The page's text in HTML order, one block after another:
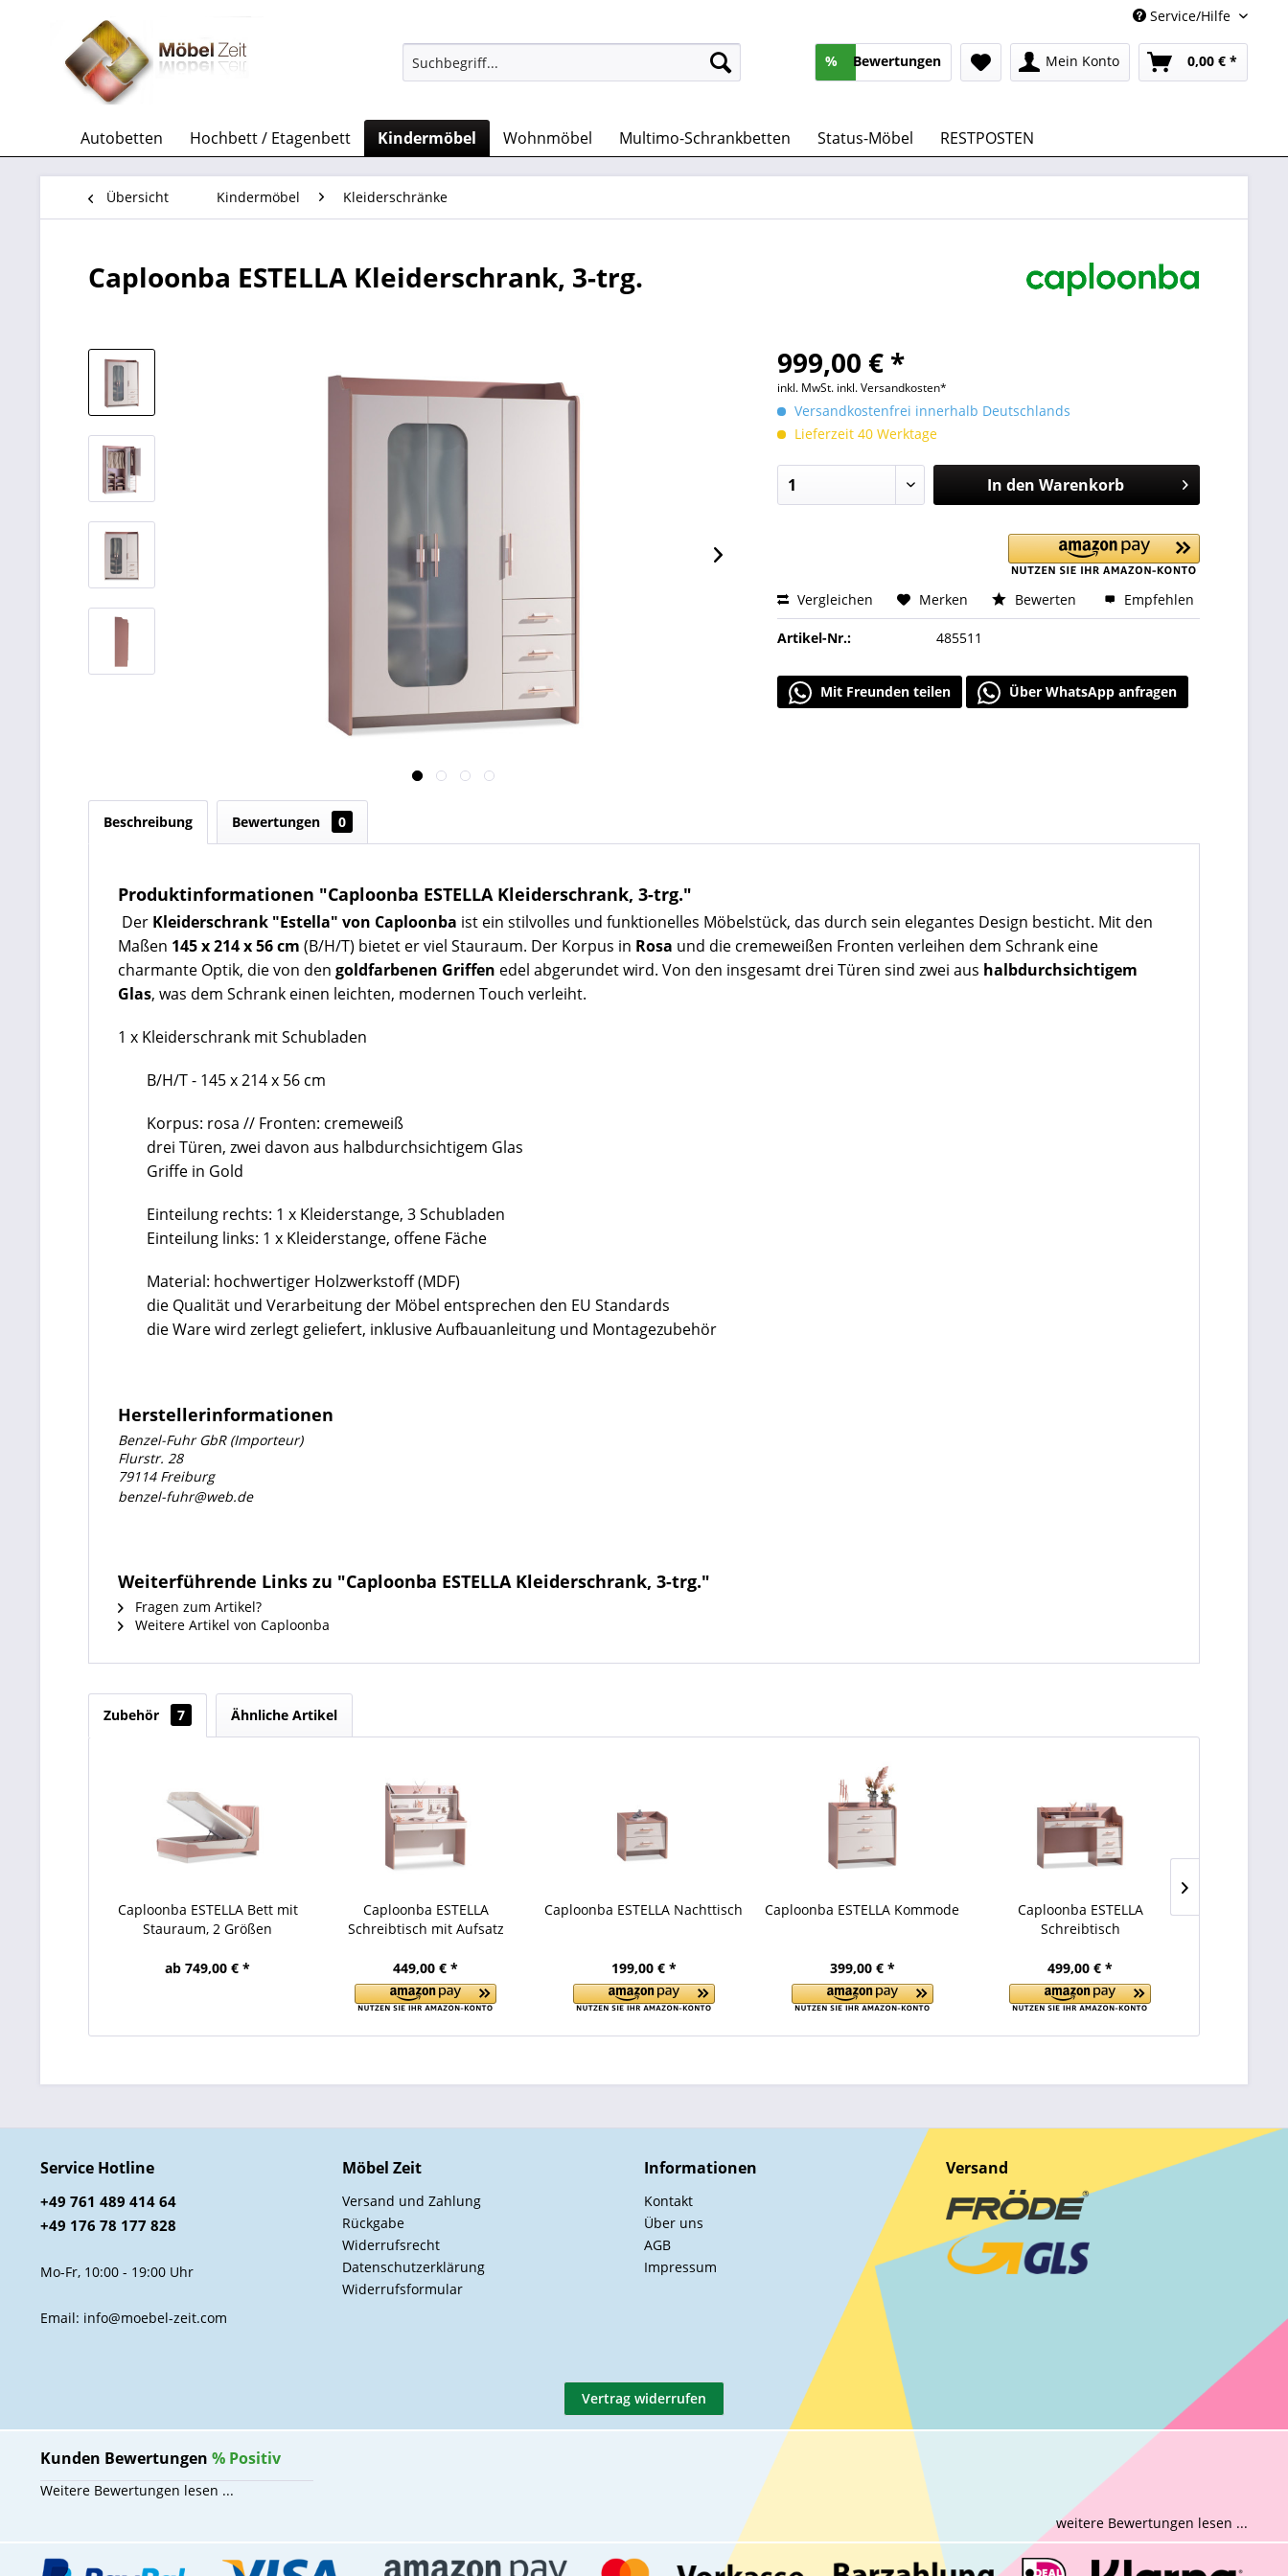
Service/Hilfe
% Bewertungen Mein Konto 0,00 € *
Autobetten Hochbett / Etagenbett Kindermöbel Wohnmöbel Multimo-Schrankbetten Status-Möbel RESTPOSTEN
Übersicht Kindermöbel Kleiderschränke
Caploonba ESTELLA Kleiderschrank, 3-trg.
999,00 € *
inkl. MwSt. inkl. Versandkosten*
Versandkostenfrei innerhalb Deutschlands
Lieferzeit 40 Werktage
In den Warenkorb
Vergleichen Merken Bewerten Empfehlen
Artikel-Nr.: 485511
Mit Freunden teilen Über WhatsApp anfragen
Beschreibung Bewertungen 0
Produktinformationen "Caploonba ESTELLA Kleiderschrank, 3-trg."
Der Kleiderschrank "Estella" von Caploonba ist ein stilvolles und funktionelles Möbelstück, das durch sein elegantes Design besticht. Mit den
Maßen 145 x 214 x 56 cm (B/H/T) bietet er viel Stauraum. Der Korpus in Rosa und die cremeweißen Fronten verleihen dem Schrank eine
charmante Optik, die von den goldfarbenen Griffen edel abgerundet wird. Von den insgesamt drei Türen sind zwei aus halbdurchsichtigem
Glas, was dem Schrank einen leichten, modernen Touch verleiht.
1 x Kleiderschrank mit Schubladen
B/H/T - 145 x 214 x 56 cm
Korpus: rosa // Fronten: cremeweiß
drei Türen, zwei davon aus halbdurchsichtigem Glas
Griffe in Gold
Einteilung rechts: 1 x Kleiderstange, 3 Schubladen
Einteilung links: 1 x Kleiderstange, offene Fäche
Material: hochwertiger Holzwerkstoff (MDF)
die Qualität und Verarbeitung der Möbel entsprechen den EU Standards
die Ware wird zerlegt geliefert, inklusive Aufbauanleitung und Montagezubehör
Herstellerinformationen
Benzel-Fuhr GbR (Importeur)
Flurstr. 28
79114 Freiburg
benzel-fuhr@web.de
Weiterführende Links zu "Caploonba ESTELLA Kleiderschrank, 3-trg."
Fragen zum Artikel?
Weitere Artikel von Caploonba
Zubehör 7 Ähnliche Artikel
Caploonba ESTELLA Bett mit
Stauraum, 2 Größen
ab 749,00 € *
Caploonba ESTELLA
Schreibtisch mit Aufsatz
449,00 € *
Caploonba ESTELLA Nachttisch
199,00 € *
Caploonba ESTELLA Kommode
399,00 € *
Caploonba ESTELLA
Schreibtisch
499,00 € *
Service Hotline
+49 761 489 414 64
+49 176 78 177 828
Mo-Fr, 10:00 - 19:00 Uhr
Email: info@moebel-zeit.com
Möbel Zeit
Versand und Zahlung
Rückgabe
Widerrufsrecht
Datenschutzerklärung
Widerrufsformular
Informationen
Kontakt
Über uns
AGB
Impressum
Versand
Vertrag widerrufen
Kunden Bewertungen % Positiv
Weitere Bewertungen lesen ...
weitere Bewertungen lesen ...